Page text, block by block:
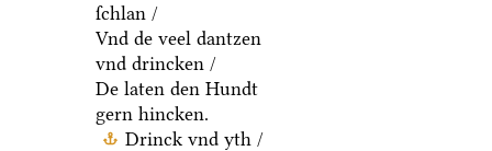
ſchlan /
Vnd de veel dantzen
vnd drincken /
De laten den Hundt
gern hincken.
Drinck vnd yth /